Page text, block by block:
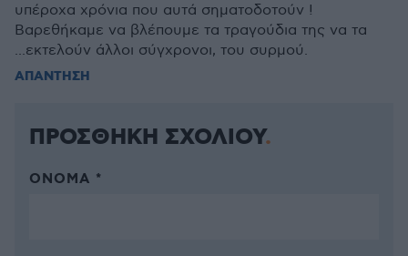
υπέροχα χρόνια που αυτά σηματοδοτούν !
Βαρεθήκαμε να βλέπουμε τα τραγούδια της να τα
...εκτελούν άλλοι σύγχρονοι, του συρμού.
ΑΠΑΝΤΗΣΗ
ΠΡΟΣΘΗΚΗ ΣΧΟΛΙΟΥ
ΌΝΟΜΑ *